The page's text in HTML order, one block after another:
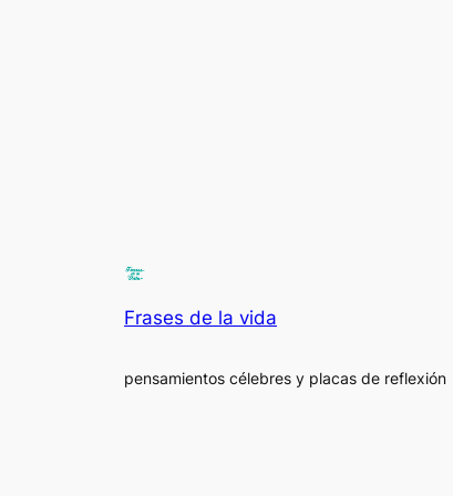
Frases de la vida
pensamientos célebres y placas de reflexión